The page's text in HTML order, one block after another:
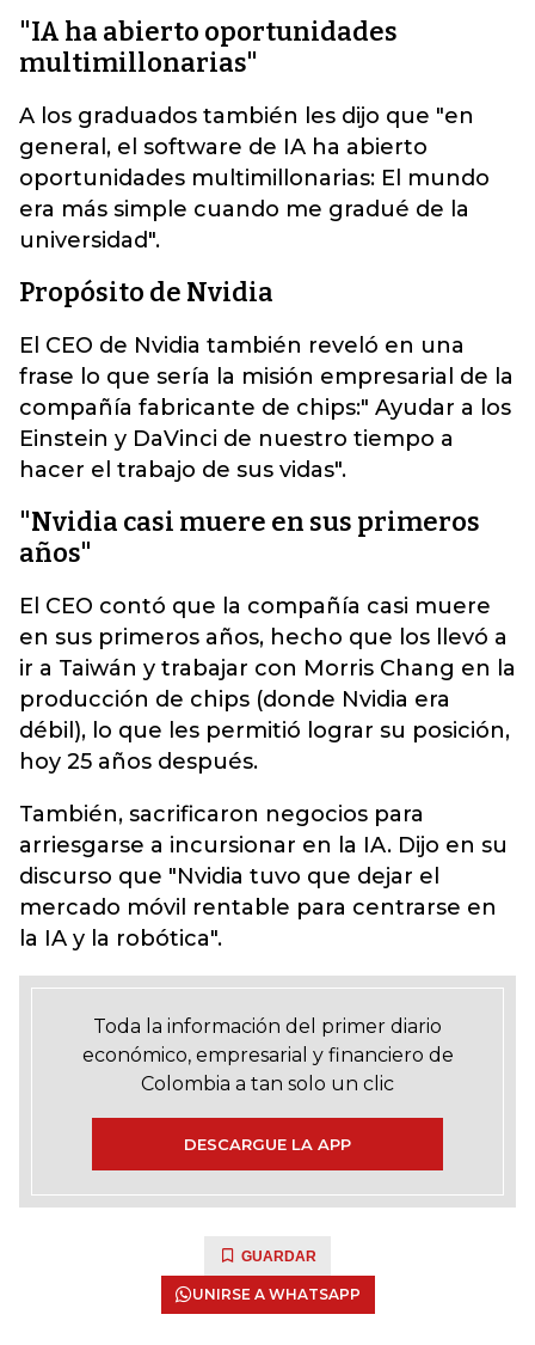
"IA ha abierto oportunidades
multimillonarias"
A los graduados también les dijo que "en
general, el software de IA ha abierto
oportunidades multimillonarias: El mundo
era más simple cuando me gradué de la
universidad".
Propósito de Nvidia
El CEO de Nvidia también reveló en una
frase lo que sería la misión empresarial de la
compañía fabricante de chips:" Ayudar a los
Einstein y DaVinci de nuestro tiempo a
hacer el trabajo de sus vidas".
"Nvidia casi muere en sus primeros
años"
El CEO contó que la compañía casi muere
en sus primeros años, hecho que los llevó a
ir a Taiwán y trabajar con Morris Chang en la
producción de chips (donde Nvidia era
débil), lo que les permitió lograr su posición,
hoy 25 años después.
También, sacrificaron negocios para
arriesgarse a incursionar en la IA. Dijo en su
discurso que "Nvidia tuvo que dejar el
mercado móvil rentable para centrarse en
la IA y la robótica".
Toda la información del primer diario
económico, empresarial y financiero de
Colombia a tan solo un clic
DESCARGUE LA APP
GUARDAR
UNIRSE A WHATSAPP